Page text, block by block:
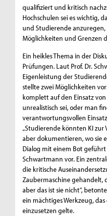
qualifiziert und kritisch
Hochschulen sei es wichtig,
und Studierende
Möglichkeiten und Grenzen
Ein heikles Thema in der
Prüfungen. Laut Prof. Dr.
Eigenleistung der
stellte zwei Möglichkeiten
komplett auf den Einsatz
unrealistisch sei, oder man
verantwortungsvollen
„Studierende könnten KI
aber dokumentieren, wo sie
Dialog mit einem Bot geführt
Schwartmann vor. Ein
die kritische
Zaubermaschine gehandelt,
aber das ist sie nicht“,
ein mächtiges Werkzeug,
einzusetzen gelte.